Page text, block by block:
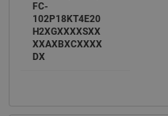
FC-
102P18KT4E20
H2XGXXXXSXX
XXAXBXCXXXX
DX